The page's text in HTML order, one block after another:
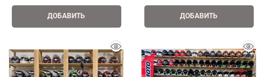
ДОБАВИТЬ ДОБАВИТЬ